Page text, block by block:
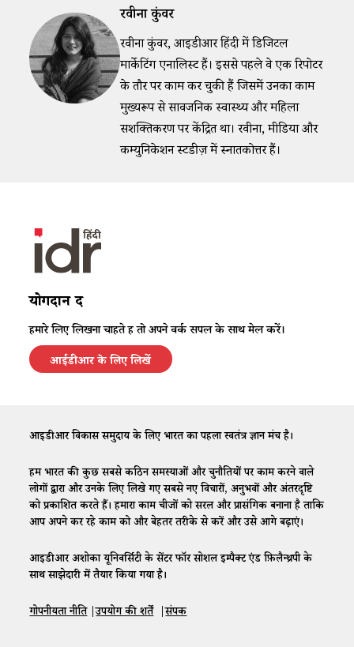
रवीना कुंवर
रवीना कुंवर, आईडीआर हिंदी में डिजिटल
मार्केटिंग एनालिस्ट हैं। इससे पहले वे एक रिपोर्टर
के तौर पर काम कर चुकी हैं जिसमें उनका काम
मुख्यरूप से सार्वजनिक स्वास्थ्य और महिला
सशक्तिकरण पर केंद्रित था। रवीना, मीडिया और
कम्युनिकेशन स्टडीज़ में स्नातकोत्तर हैं।
योगदान दें
हमारे लिए लिखना चाहते हैं तो अपने वर्क सैंपल के साथ मेल करें।
आईडीआर के लिए लिखें
आईडीआर विकास समुदाय के लिए भारत का पहला स्वतंत्र ज्ञान मंच है।
हम भारत की कुछ सबसे कठिन समस्याओं और चुनौतियों पर काम करने वाले
लोगों द्वारा और उनके लिए लिखे गए सबसे नए विचारों, अनुभवों और अंतरदृष्टि
को प्रकाशित करते हैं। हमारा काम चीजों को सरल और प्रासंगिक बनाना है ताकि
आप अपने कर रहे काम को और बेहतर तरीके से करें और उसे आगे बढ़ाएं।
आईडीआर अशोका यूनिवर्सिटी के सेंटर फॉर सोशल इम्पैक्ट एंड फ़िलैन्थ्रपी के
साथ साझेदारी में तैयार किया गया है।
गोपनीयता नीति|उपयोग की शर्तें|संपर्क